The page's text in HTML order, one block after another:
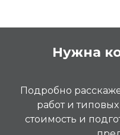
Нужна
Подробно
работ и
стоимость и